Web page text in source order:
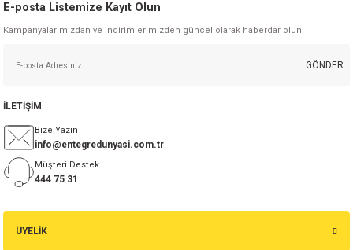
E-posta Listemize Kayıt Olun
Kampanyalarımızdan ve indirimlerimizden güncel olarak haberdar olun.
GÖNDER
ÜYELİK
İLETİŞİM
Bize Yazın
info@entegredunyasi.com.tr
Müşteri Destek
444 75 31